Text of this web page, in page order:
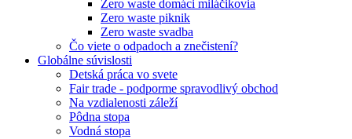
Zero waste domáci miláčikovia
Zero waste piknik
Zero waste svadba
Čo viete o odpadoch a znečistení?
Globálne súvislosti
Detská práca vo svete
Fair trade - podporme spravodlivý obchod
Na vzdialenosti záleží
Pôdna stopa
Vodná stopa